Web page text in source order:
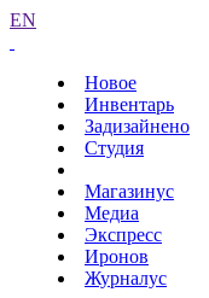
EN
Новое
Инвентарь
Задизайнено
Студия
Магазинус
Медиа
Экспресс
Иронов
Журналус